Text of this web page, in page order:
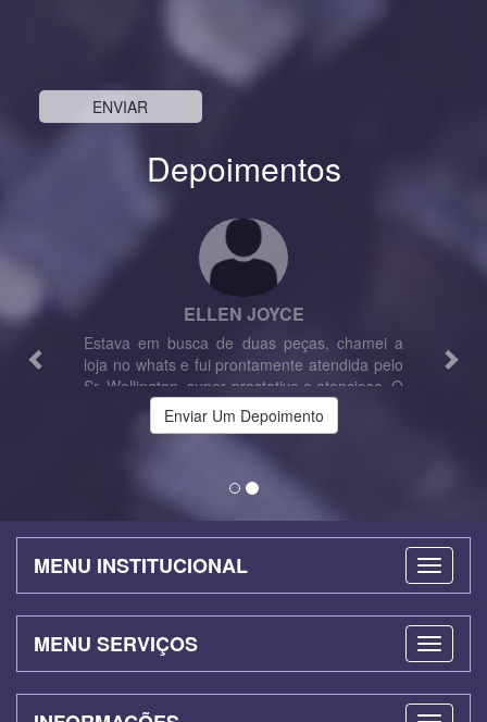
Depoimentos
ELLEN JOYCE
Estava em busca de duas peças, chamei a
loja no whats e fui prontamente atendida pelo
Sr. Wellington, super prestativo e atencioso. O
que eu precisava não tinha a pronta entrega,
e o mesmo fez o possível para que eu
atendimento!!! Super indico!!
MENU INSTITUCIONAL